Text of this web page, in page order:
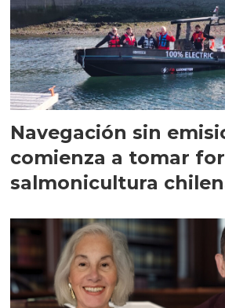
Navegación sin
comienza a tomar
salmonicultura